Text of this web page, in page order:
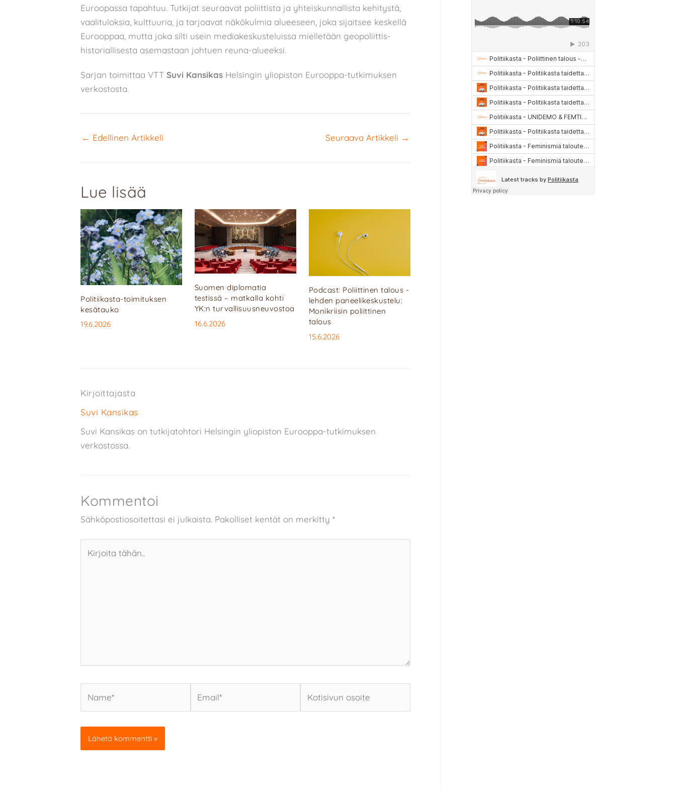
Euroopassa tapahtuu. Tutkijat seuraavat poliittista ja yhteiskunnallista kehitystä,
vaalituloksia, kulttuuria, ja tarjoavat näkökulmia alueeseen, joka sijaitsee keskellä
Eurooppaa, mutta joka silti usein mediakeskusteluissa mielletään geopoliittis-
historiallisesta asemastaan johtuen reuna-alueeksi.
Sarjan toimittaa VTT Suvi Kansikas Helsingin yliopiston Eurooppa-tutkimuksen
verkostosta.
← Edellinen Artikkeli Seuraava Artikkeli →
Lue lisää
Politiikasta-toimituksen
kesätauko
19.6.2026
Suomen diplomatia
testissä – matkalla kohti
YK:n turvallisuusneuvostoa
16.6.2026
Podcast: Poliittinen talous -
lehden paneelikeskustelu:
Monikriisin poliittinen
talous
15.6.2026
Kirjoittajasta
Suvi Kansikas
Suvi Kansikas on tutkijatohtori Helsingin yliopiston Eurooppa-tutkimuksen
verkostossa.
Kommentoi
Sähköpostiosoitettasi ei julkaista. Pakolliset kentät on merkitty *
tähän..
osoite